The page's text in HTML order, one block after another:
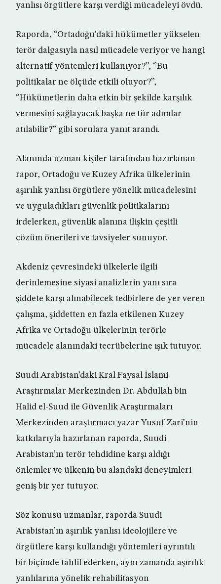
yanlısı örgütlere karşı verdiği mücadeleyi övdü.
Raporda, ‘’Ortadoğu’daki hükümetler yükselen
terör dalgasıyla nasıl mücadele veriyor ve hangi
alternatif yöntemleri kullanıyor?’’, ‘’Bu
politikalar ne ölçüde etkili oluyor?’’,
‘’Hükümetlerin daha etkin bir şekilde karşılık
vermesini sağlayacak başka ne tür adımlar
atılabilir?’’ gibi sorulara yanıt arandı.
Alanında uzman kişiler tarafından hazırlanan
rapor, Ortadoğu ve Kuzey Afrika ülkelerinin
aşırılık yanlısı örgütlere yönelik mücadelesini
ve uyguladıkları güvenlik politikalarını
irdelerken, güvenlik alanına ilişkin çeşitli
çözüm önerileri ve tavsiyeler sunuyor.
Akdeniz çevresindeki ülkelerle ilgili
derinlemesine siyasi analizlerin yanı sıra
şiddete karşı alınabilecek tedbirlere de yer veren
çalışma, şiddetten en fazla etkilenen Kuzey
Afrika ve Ortadoğu ülkelerinin terörle
mücadele alanındaki tecrübelerine ışık tutuyor.
Suudi Arabistan’daki Kral Faysal İslami
Araştırmalar Merkezinden Dr. Abdullah bin
Halid el-Suud ile Güvenlik Araştırmaları
Merkezinden araştırmacı yazar Yusuf Zari’nin
katkılarıyla hazırlanan raporda, Suudi
Arabistan’ın terör tehdidine karşı aldığı
önlemler ve ülkenin bu alandaki deneyimleri
geniş bir yer tutuyor.
Söz konusu uzmanlar, raporda Suudi
Arabistan’ın aşırılık yanlısı ideolojilere ve
örgütlere karşı kullandığı yöntemleri ayrıntılı
bir biçimde tahlil ederken, aynı zamanda aşırılık
yanlılarına yönelik rehabilitasyon